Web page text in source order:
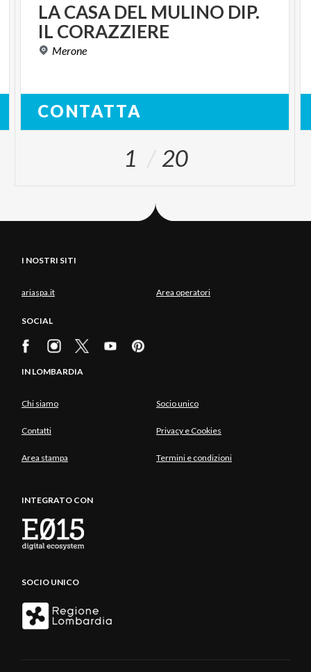
LACASA DEL MULINO DIP.
IL CORAZZIERE
Merone
CONTATTA
1 20
I NOSTRI SITI
ariaspa.it Area operatori
SOCIAL
IN LOMBARDIA
Chi siamo Socio unico
Contatti Privacy e Cookies
Area stampa Termini e condizioni
INTEGRATO CON
SOCIO UNICO